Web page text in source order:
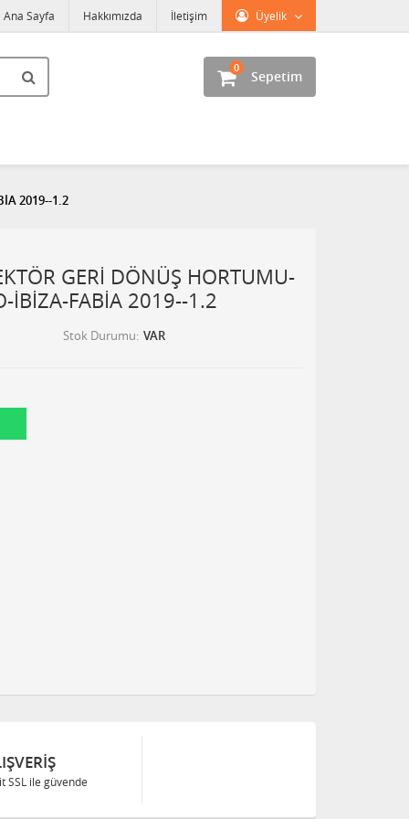
Üyelik
Ana Sayfa Hakkımızda İletişim
Sepetim
0
2019--1.2
GERİ DÖNÜŞ HORTUMU-
İBİZA-FABİA 2019--1.2
Stok Durumu VAR
SSL ile güvende